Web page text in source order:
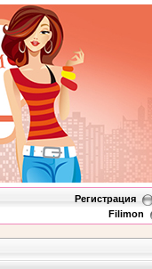
Регистрация
Filimon